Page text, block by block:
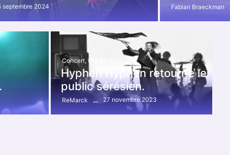
septembre 2024 Fabian Braeckman
Concert, OM Seraing
Hyphen Hyphen retourne le
public sérésien.
ReMarck 27 novembre 2023